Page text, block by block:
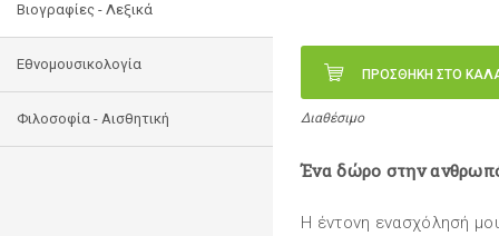
Βιογραφίες - Λεξικά
Εθνομουσικολογία
Φιλοσοφία - Αισθητική
ΠΡΟΣΘΗΚΗ ΣΤΟ
Διαθέσιμο
Ένα δώρο στην
Η έντονη ενασχόλησή